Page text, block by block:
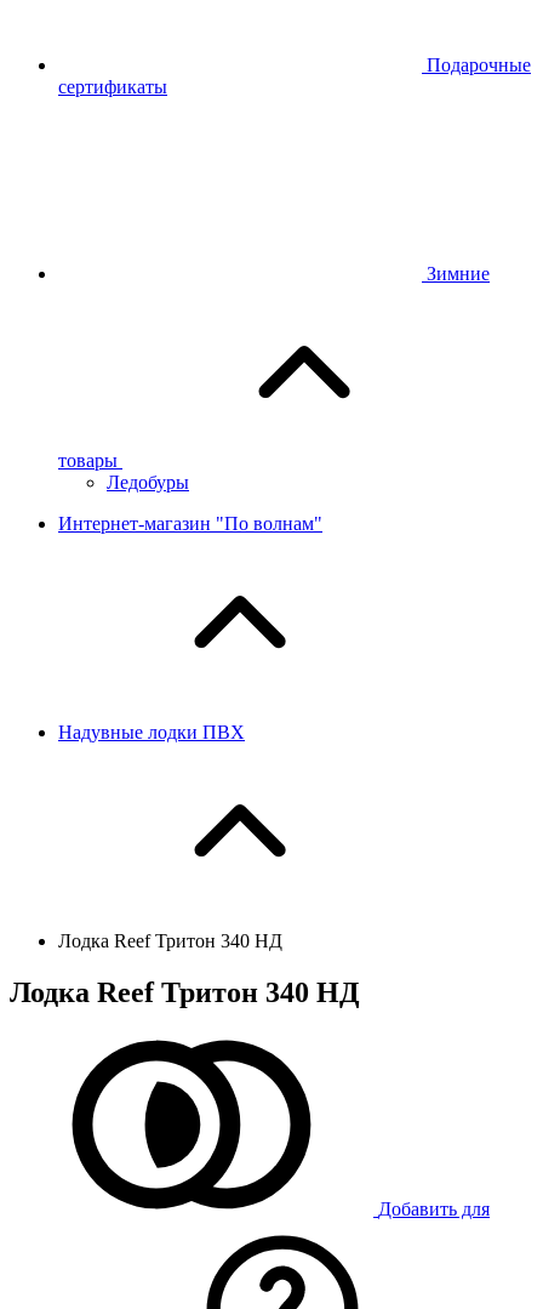
Подарочные
сертификаты
Зимние
товары
Ледобуры
Интернет-магазин "По волнам"
Надувные лодки ПВХ
Лодка Reef Тритон 340 НД
Лодка Reef Тритон 340 НД
Добавить для